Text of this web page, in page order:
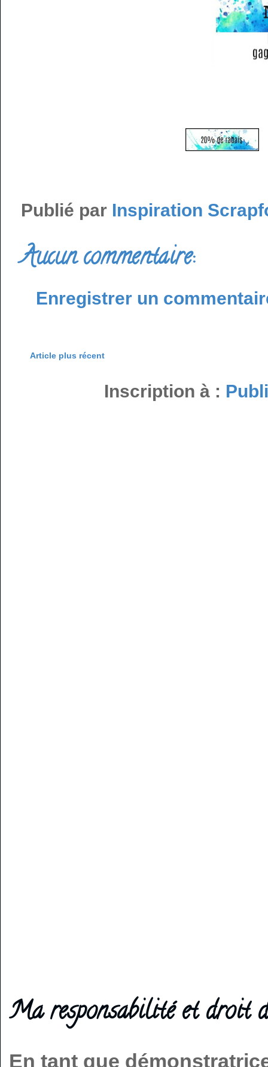
Publié par Inspiration
Aucun commentaire:
Enregistrer un
Article plus récent
Inscription à :
Ma responsabilité et droit
En tant que